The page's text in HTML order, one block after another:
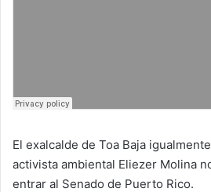
El exalcalde de Toa Baja
activista ambiental Eliezer Molina
entrar al Senado de Puerto Rico.